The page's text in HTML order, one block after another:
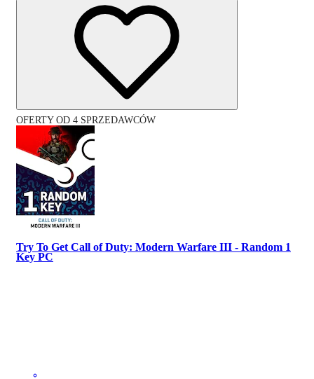
OFERTY OD 4 SPRZEDAWCÓW
Try To Get Call of Duty: Modern Warfare III - Random 1
Key PC